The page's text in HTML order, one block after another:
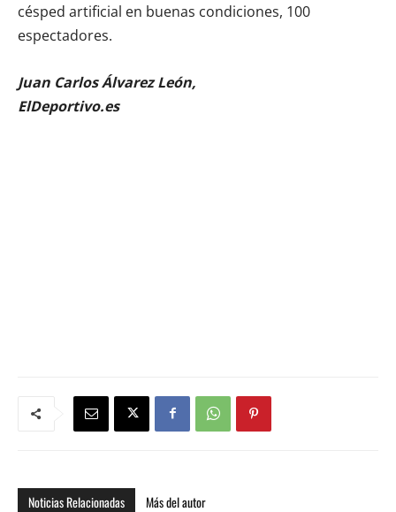
césped artificial en buenas condiciones, 100
espectadores.
Juan Carlos Álvarez León,
ElDeportivo.es
Noticias Relacionadas Más del autor